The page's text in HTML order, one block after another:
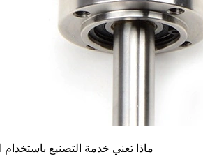
ماذا تعني خدمة التصنيع